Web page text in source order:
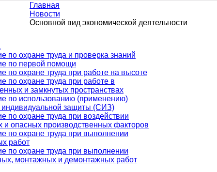
Главная
Новости
Основной вид экономической деятельности
по охране труда и проверка знаний
по первой помощи
по охране труда при работе на высоте
по охране труда при работе в
и замкнутых пространствах
по использованию (применению)
индивидуальной защиты (СИЗ)
по охране труда при воздействии
и опасных производственных факторов
по охране труда при выполнении
работ
по охране труда при выполнении
монтажных и демонтажных работ